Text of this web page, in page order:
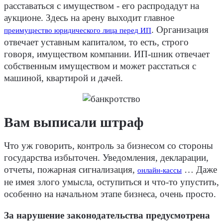
расставаться с имуществом - его распродадут на
аукционе. Здесь на арену выходит главное
преимущество юридического лица перед ИП. Организация
отвечает уставным капиталом, то есть, строго
говоря, имуществом компании. ИП-шник отвечает
собственным имуществом и может расстаться с
машиной, квартирой и дачей.
Вам выписали штраф
Что уж говорить, контроль за бизнесом со стороны
государства избыточен. Уведомления, декларации,
отчеты, пожарная сигнализация, онлайн-кассы … Даже
не имея злого умысла, оступиться и что-то упустить,
особенно на начальном этапе бизнеса, очень просто.
За нарушение законодательства предусмотрена